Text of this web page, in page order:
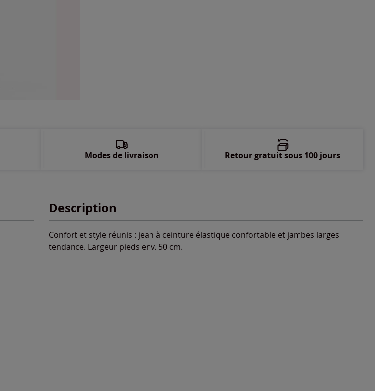
58 -
Description
Confort et style réunis : jean à ceinture élastique confortable et jambes larges
tendance. Largeur pieds env. 50 cm.
Modes de livraison Retour gratuit sous 100 jours